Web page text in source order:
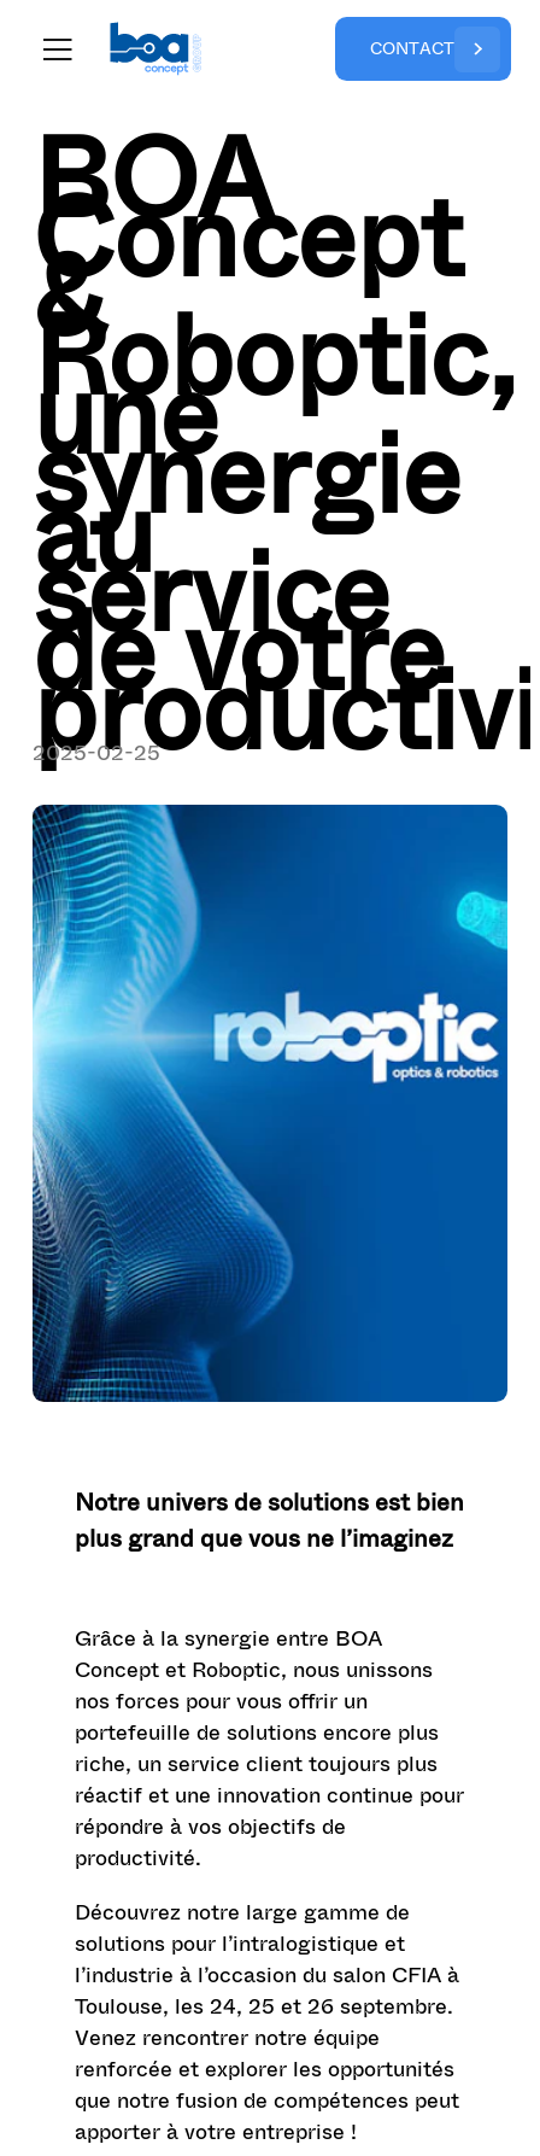
CONTACT
BOA
Concept
&
Roboptic,
une
synergie
au
service
de votre
2025-02-25
Notre univers de solutions est bien
plus grand que vous ne l’imaginez
Grâce à la synergie entre BOA
Concept et Roboptic, nous unissons
nos forces pour vous offrir un
portefeuille de solutions encore plus
riche, un service client toujours plus
réactif et une innovation continue pour
répondre à vos objectifs de
productivité.
Découvrez notre large gamme de
solutions pour l’intralogistique et
l’industrie à l’occasion du salonCFIA à
Toulouse, les 24, 25 et 26 septembre.
Venez rencontrer notre équipe
renforcée et explorer les opportunités
que notre fusion de compétences peut
apporter à votre entreprise !